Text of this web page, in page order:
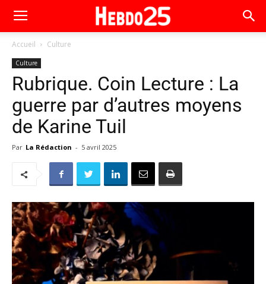
Accueil Culture
Culture
Rubrique. Coin Lecture : La
guerre par d’autres moyens
de Karine Tuil
Par La Rédaction - 5 avril 2025